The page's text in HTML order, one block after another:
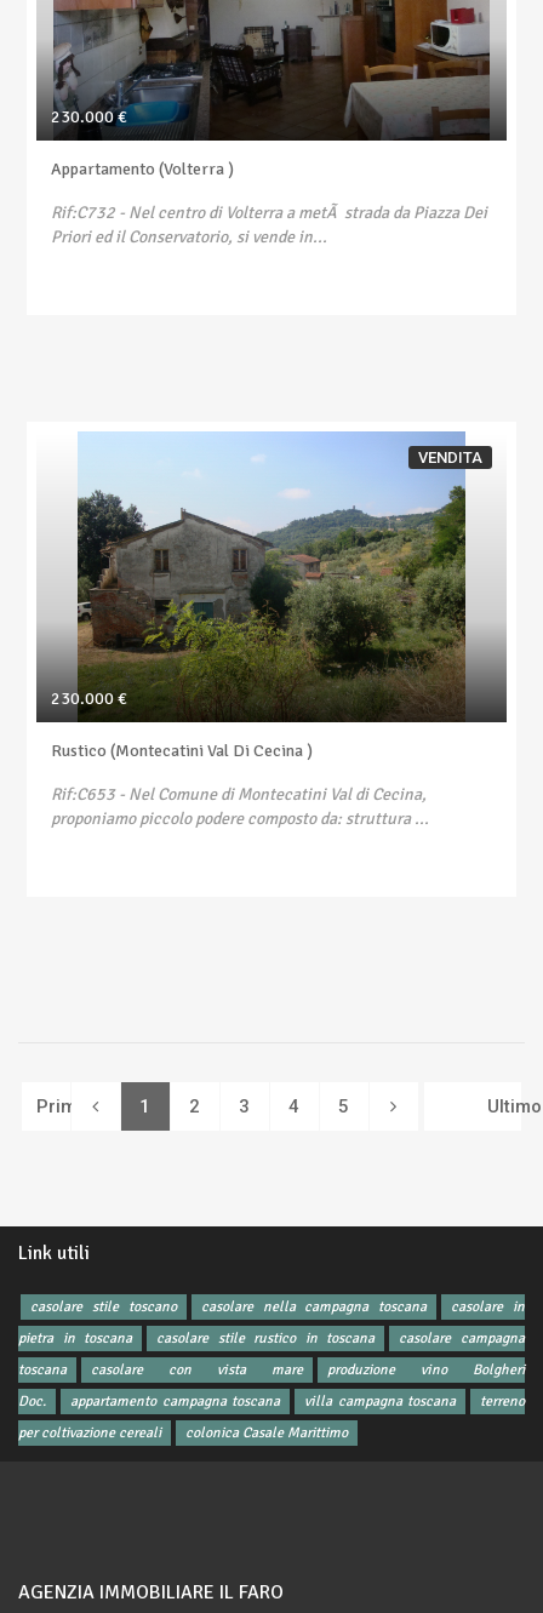
230.000 €
Appartamento (Volterra )
Rif:C732 - Nel centro di Volterra a metÃ strada da Piazza Dei
Priori ed il Conservatorio, si vende in...
VENDITA
230.000 €
Rustico (Montecatini Val Di Cecina )
Rif:C653- Nel Comune di Montecatini Val di Cecina,
proponiamo piccolo podere composto da: struttura ...
Primo 1 (current)
2 3 4 5 Ultimo
Link utili
casolare stile toscano casolare nella campagna toscana
casolare in
pietra in toscana
casolare stile rustico in toscana
casolare campagna
toscana
casolare con vista mare
produzione vino Bolgheri
Doc.
appartamento campagna toscana villa campagna toscana
terreno
per coltivazione cereali
colonica Casale Marittimo
AGENZIA IMMOBILIARE IL FARO